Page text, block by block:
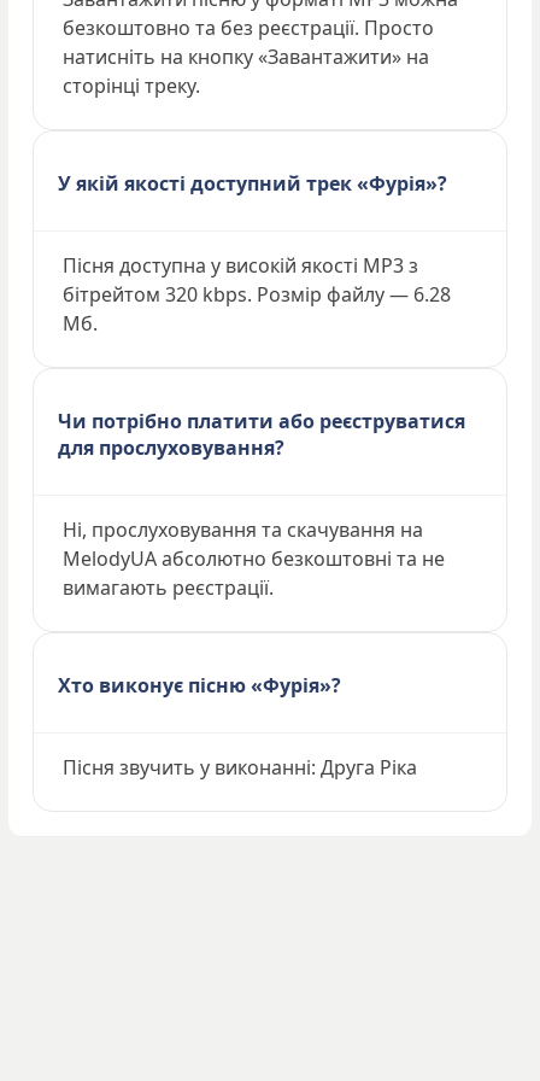
безкоштовно та без реєстрації. Просто
натисніть на кнопку «Завантажити» на
сторінці треку.
У якій якості доступний трек «Фурія»?
Пісня доступна у високій якості MP3 з
бітрейтом 320 kbps. Розмір файлу — 6.28
Мб.
Чи потрібно платити або реєструватися
для прослуховування?
Ні, прослуховування та скачування на
MelodyUA абсолютно безкоштовні та не
вимагають реєстрації.
Хто виконує пісню «Фурія»?
Пісня звучить у виконанні: Друга Ріка